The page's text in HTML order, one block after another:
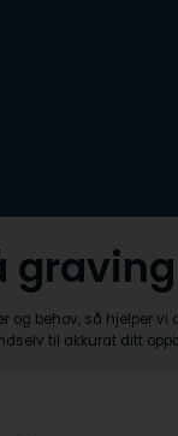
og behov, så hjelper
til akkurat ditt